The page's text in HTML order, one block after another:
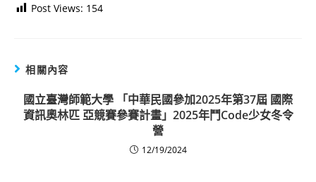
Post Views: 154
相關內容
國立臺灣師範大學 「中華民國參加2025年第37屆 國際
資訊奧林匹 亞競賽參賽計畫」2025年鬥Code少女冬令
營
12/19/2024